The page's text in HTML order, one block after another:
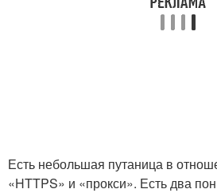
Есть небольшая путаница в
«HTTPS» и «прокси». Есть два